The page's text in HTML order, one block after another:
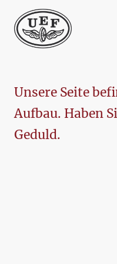
Unsere Seite
Aufbau. Haben
Geduld.